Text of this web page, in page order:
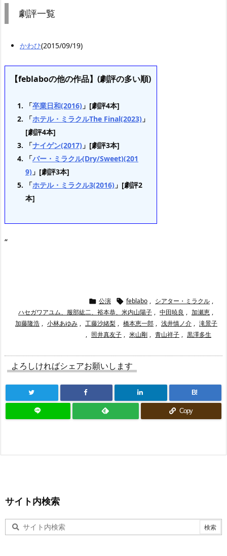
劇評一覧
かわひ(2015/09/19)
【feblaboの他の作品】(劇評の多い順)
「卒業日和(2016) 」[劇評4本]
「ホテル・ミラクルThe Final(2023) 」
[劇評4本]
「ナイゲン(2017) 」[劇評3本]
「バー・ミラクル(Dry/Sweet)(201
9) 」[劇評3本]
「ホテル・ミラクル3(2016) 」[劇評2
本]
“
 公演  feblabo , シアター・ミラクル ,
ハセガワアユム、服部紘二、裕本恭、米内山陽子 , 中田暁良 , 加瀬恵 ,
加藤隆浩 , 小林あゆみ , 工藤沙緒梨 , 橋本恵一郎 , 浅井慎ノ介 , 滝景子
, 照井真友子 , 米山剛 , 青山祥子 , 黒澤多生
よろしければシェアお願いします
B!
Copy
サイト内検索